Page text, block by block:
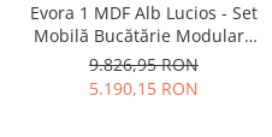
Evora 1 MDF Alb Lucios - Set
Mobilă Bucătărie Modulară
Modernă MDF 3.6m
Premium Configurabilă
Deschidere Prin Apăsare
9.826,95 RON
5.190,15 RON